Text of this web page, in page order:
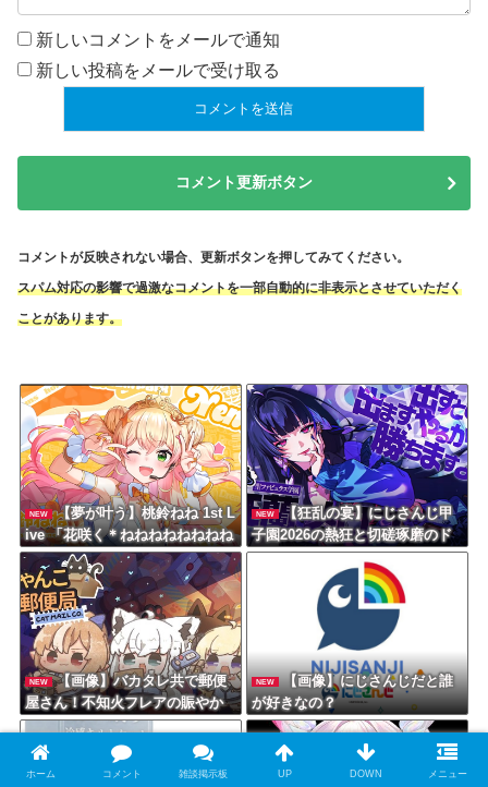
新しいコメントをメールで通知
新しい投稿をメールで受け取る
コメント更新ボタン
コメントが反映されない場合、更新ボタンを押してみてください。
スパム対応の影響で過激なコメントを一部自動的に非表示とさせていただく
ことがあります。
NEW
【夢が叶う】桃鈴ねね 1st L
ive 「花咲く＊ねねねねねねねね
超開花！」！アイドル魂を完全
網羅
NEW
【狂乱の宴】にじさんじ甲
子園2026の熱狂と切磋琢磨のド
ラマを徹底解剖
NEW
【画像】バカタレ共で郵便
屋さん！不知火フレアの賑やか
な配達劇に密着！白上フブキ
角巻わため
NEW
【画像】にじさんじだと誰
が好きなの？
ホーム コメント 雑談掲示板 UP DOWN メニュー